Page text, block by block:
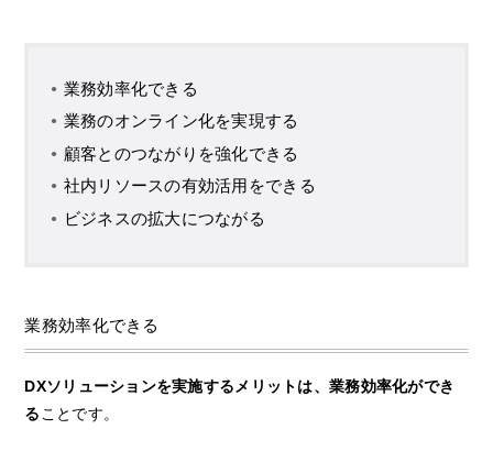
業務効率化できる
業務のオンライン化を実現する
顧客とのつながりを強化できる
社内リソースの有効活用をできる
ビジネスの拡大につながる
業務効率化できる
DXソリューションを実施するメリットは、業務効率化ができ
る ことです。